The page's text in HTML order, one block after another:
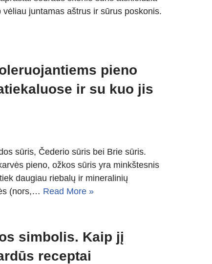
juntamas aštrus ir sūrus poskonis.
pieno
ir su kuo jis
sūris, Čederio sūris bei Brie sūris.
pieno, ožkos sūris yra minkštesnis
daugiau riebalų ir mineralinių
(nors,… Read More »
simbolis. Kaip jį
receptai